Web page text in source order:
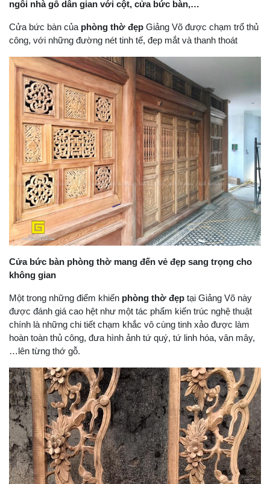
ngôi nhà gỗ dân gian với cột, cửa bức bàn,…
Cửa bức bàn của phòng thờ đẹp Giảng Võ được chạm trổ thủ
công, với những đường nét tinh tế, đẹp mắt và thanh thoát
Cửa bức bàn phòng thờ mang đến vẻ đẹp sang trọng cho
không gian
Một trong những điểm khiến phòng thờ đẹp tại Giảng Võ này
được đánh giá cao hệt như một tác phẩm kiến trúc nghệ thuật
chính là những chi tiết chạm khắc vô cùng tinh xảo được làm
hoàn toàn thủ công, đưa hình ảnh tứ quý, tứ linh hóa, vân mây,
…lên từng thớ gỗ.